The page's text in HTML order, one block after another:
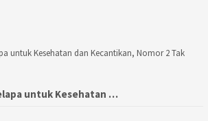
untuk Kesehatan …